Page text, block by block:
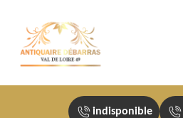
indisponible